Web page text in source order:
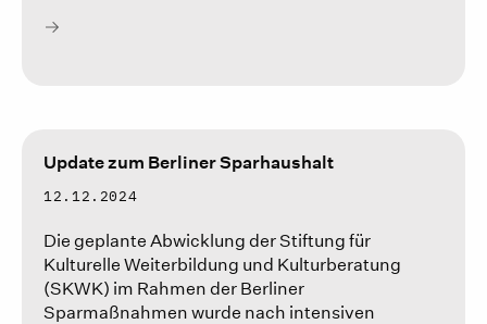
Update zum Berliner Sparhaushalt
12.12.2024
Die geplante Abwicklung der Stiftung für
Kulturelle Weiterbildung und Kulturberatung
(SKWK) im Rahmen der Berliner
Sparmaßnahmen wurde nach intensiven